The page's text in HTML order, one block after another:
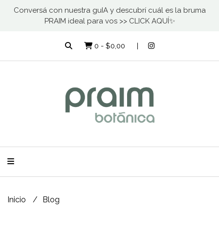
Conversá con nuestra guIA y descubrí cuál es la bruma
PRAIM ideal para vos >> CLICK AQUÍ✨
0 - $0,00
Inicio Blog